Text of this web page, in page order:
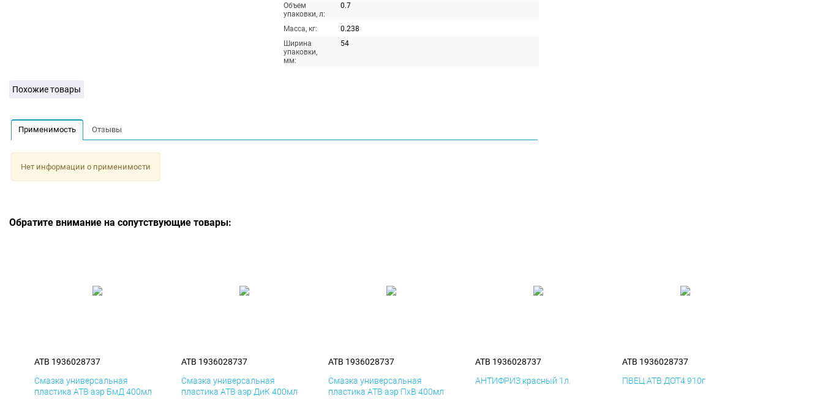
Объем
упаковки, л:
0.7
Масса, кг:
0.238
Ширина
упаковки,
мм:
54
Похожие товары
Применимость Отзывы
Нет информации о применимости
Обратите внимание на сопутствующие товары:
ATB 1936028737
Смазка универсальная
пластика ATB аэр БмД 400мл
ATB 1936028737
Смазка универсальная
пластика ATB аэр ДиК 400мл
ATB 1936028737
Смазка универсальная
пластика ATB аэр ПхВ 400мл
ATB 1936028737
АНТИФРИЗ красный 1л.
ATB 1936028737
ПВЕЦ ATB ДОТ4 910г